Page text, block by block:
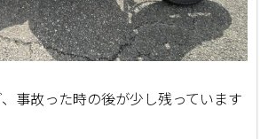
事故った時の後が少し残っています